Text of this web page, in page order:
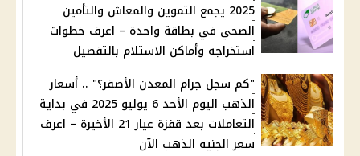
2025 يجمع التموين والمعاش والتأمين
الصحي في بطاقة واحدة – اعرف خطوات
استخراجه وأماكن الاستلام بالتفصيل
"كم سجل جرام المعدن الأصفر؟" .. أسعار
الذهب اليوم الأحد 6 يوليو 2025 في بداية
التعاملات بعد قفزة عيار 21 الأخيرة – اعرف
سعر الجنيه الذهب الآن